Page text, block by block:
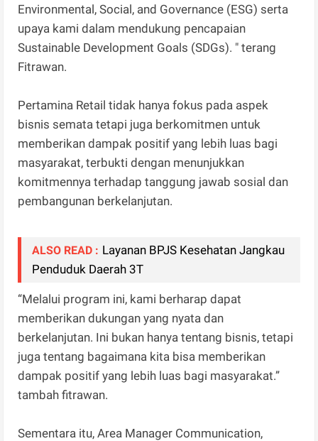
Environmental, Social, and Governance (ESG) serta
upaya kami dalam mendukung pencapaian
Sustainable Development Goals (SDGs). " terang
Fitrawan.
Pertamina Retail tidak hanya fokus pada aspek
bisnis semata tetapi juga berkomitmen untuk
memberikan dampak positif yang lebih luas bagi
masyarakat, terbukti dengan menunjukkan
komitmennya terhadap tanggung jawab sosial dan
pembangunan berkelanjutan.
ALSO READ : Layanan BPJS Kesehatan Jangkau
Penduduk Daerah 3T
“Melalui program ini, kami berharap dapat
memberikan dukungan yang nyata dan
berkelanjutan. Ini bukan hanya tentang bisnis, tetapi
juga tentang bagaimana kita bisa memberikan
dampak positif yang lebih luas bagi masyarakat.”
tambah fitrawan.
Sementara itu, Area Manager Communication,